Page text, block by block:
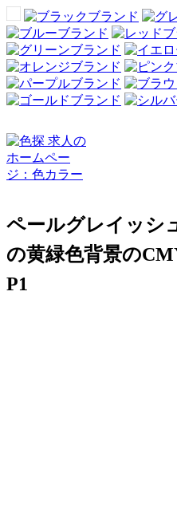
ペールグレイッシ
の黄緑色背景の
P1